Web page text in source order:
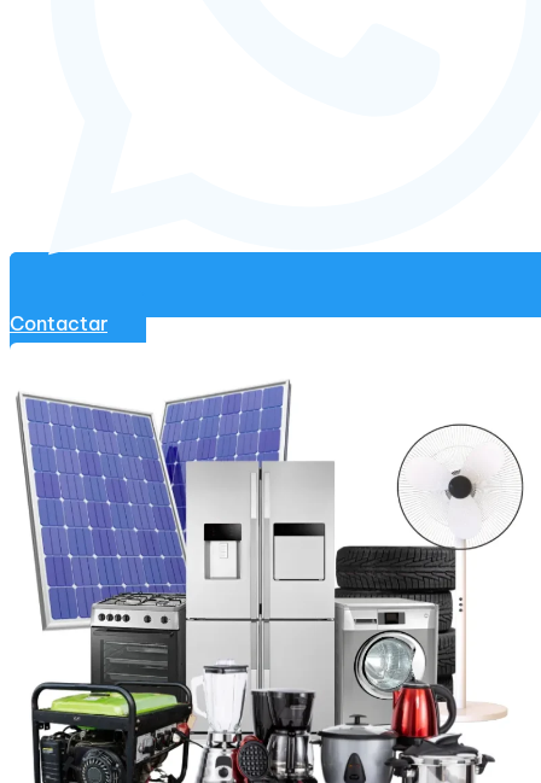
Contactar